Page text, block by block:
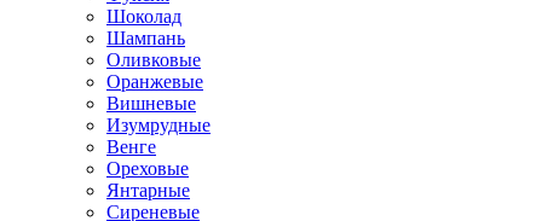
Шоколад
Шампань
Оливковые
Оранжевые
Вишневые
Изумрудные
Венге
Ореховые
Янтарные
Сиреневые